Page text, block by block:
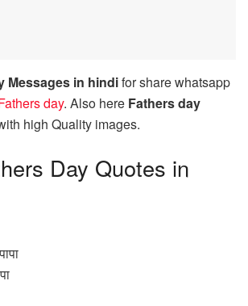
Messages in hindifor share whatsapp
day. Also here Fathers day
high Quality images.
Day Quotes in